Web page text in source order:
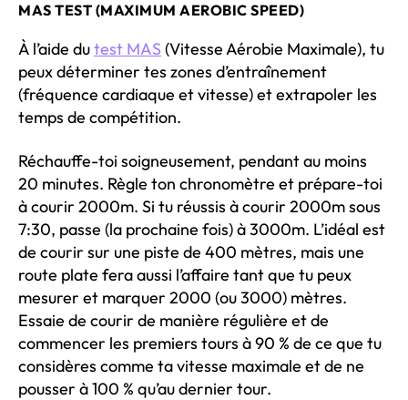
MAS TEST (MAXIMUM AEROBIC SPEED)
À l’aide dutest MAS (Vitesse Aérobie Maximale), tu
peux déterminer tes zones d’entraînement
(fréquence cardiaque et vitesse) et extrapoler les
temps de compétition.
Réchauffe-toi soigneusement, pendant au moins
20 minutes. Règle ton chronomètre et prépare-toi
à courir 2000m. Si tu réussis à courir 2000m sous
7:30, passe (la prochaine fois) à 3000m. L’idéal est
de courir sur une piste de 400 mètres, mais une
route plate fera aussi l’affaire tant que tu peux
mesurer et marquer 2000 (ou 3000) mètres.
Essaie de courir de manière régulière et de
commencer les premiers tours à 90 % de ce que tu
considères comme ta vitesse maximale et de ne
pousser à 100 % qu’au dernier tour.